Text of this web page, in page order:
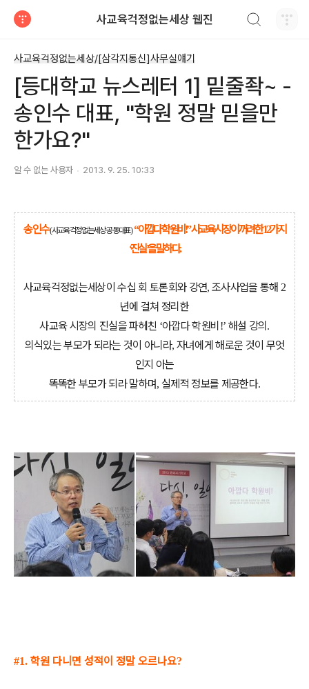
사교육걱정없는세상 웹진
사교육걱정없는세상/[삼각지통신]사무실얘기
[등대학교 뉴스레터 1] 밑줄좍~ -
송인수 대표, "학원 정말 믿을만
한가요?"
알 수 없는 사용자 2013. 9. 25. 10:33
송인수(사교육걱정없는세상 공동대표)“아깝다 학원비 !”사교육 시장이 꺼려한12가지
‘진실’을 말하다.
사교육걱정없는세상이 수십 회 토론회와 강연, 조사사업을 통해 2
년에 걸쳐 정리한
사교육 시장의 진실을 파헤친 ‘아깝다 학원비 !’ 해설 강의 .
의식있는 부모가 되라는 것이 아니라, 자녀에게 해로운 것이 무엇
인지 아는
똑똑한 부모가 되라 말하며, 실제적 정보를 제공한다.
#1. 학원 다니면 성적이 정말 오르나요?